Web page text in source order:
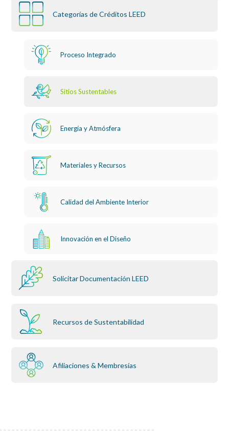
Categorías de Créditos LEED
Proceso Integrado
Sitios Sustentables
Energía y Atmósfera
Materiales y Recursos
Calidad del Ambiente Interior
Innovación en el Diseño
Solicitar Documentación LEED
Recursos de Sustentabilidad
Afiliaciones & Membresías